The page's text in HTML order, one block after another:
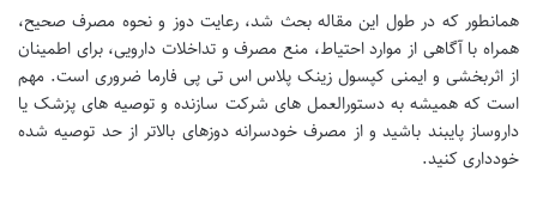
همانطور که در طول این مقاله بحث شد، رعایت دوز و نحوه مصرف صحیح،
همراه با آگاهی از موارد احتیاط، منع مصرف و تداخلات دارویی، برای اطمینان
از اثربخشی و ایمنی کپسول زینک پلاس اس تی پی فارما ضروری است. مهم
است که همیشه به دستورالعمل های شرکت سازنده و توصیه های پزشک یا
داروساز پایبند باشید و از مصرف خودسرانه دوزهای بالاتر از حد توصیه شده
خودداری کنید.